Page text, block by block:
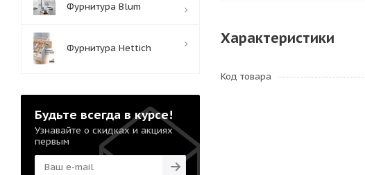
Характеристики
Код товара
Фурнитура Blum
Фурнитура Hettich
Будьте всегда в курсе!
Узнавайте о скидках и акциях
первым